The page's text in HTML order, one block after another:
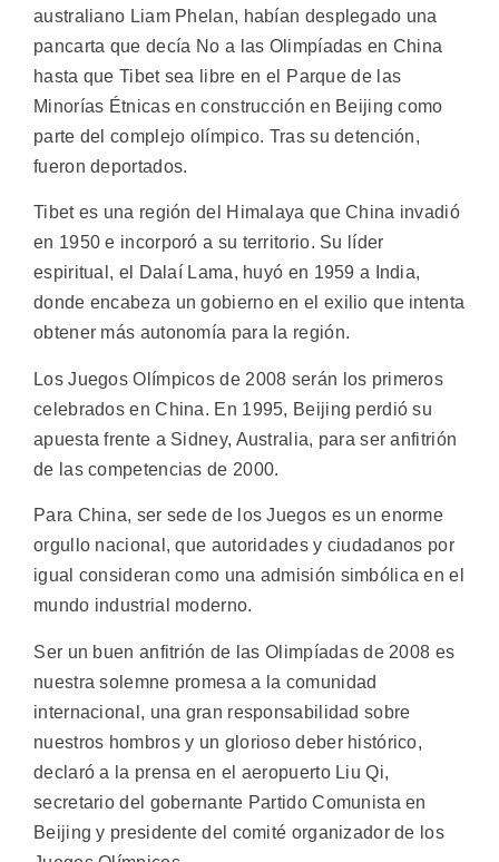
australiano Liam Phelan, habían desplegado una
pancarta que decía No a las Olimpíadas en China
hasta que Tibet sea libre en el Parque de las
Minorías Étnicas en construcción en Beijing como
parte del complejo olímpico. Tras su detención,
fueron deportados.
Tibet es una región del Himalaya que China invadió
en 1950 e incorporó a su territorio. Su líder
espiritual, el Dalaí Lama, huyó en 1959 a India,
donde encabeza un gobierno en el exilio que intenta
obtener más autonomía para la región.
Los Juegos Olímpicos de 2008 serán los primeros
celebrados en China. En 1995, Beijing perdió su
apuesta frente a Sidney, Australia, para ser anfitrión
de las competencias de 2000.
Para China, ser sede de los Juegos es un enorme
orgullo nacional, que autoridades y ciudadanos por
igual consideran como una admisión simbólica en el
mundo industrial moderno.
Ser un buen anfitrión de las Olimpíadas de 2008 es
nuestra solemne promesa a la comunidad
internacional, una gran responsabilidad sobre
nuestros hombros y un glorioso deber histórico,
declaró a la prensa en el aeropuerto Liu Qi,
secretario del gobernante Partido Comunista en
Beijing y presidente del comité organizador de los